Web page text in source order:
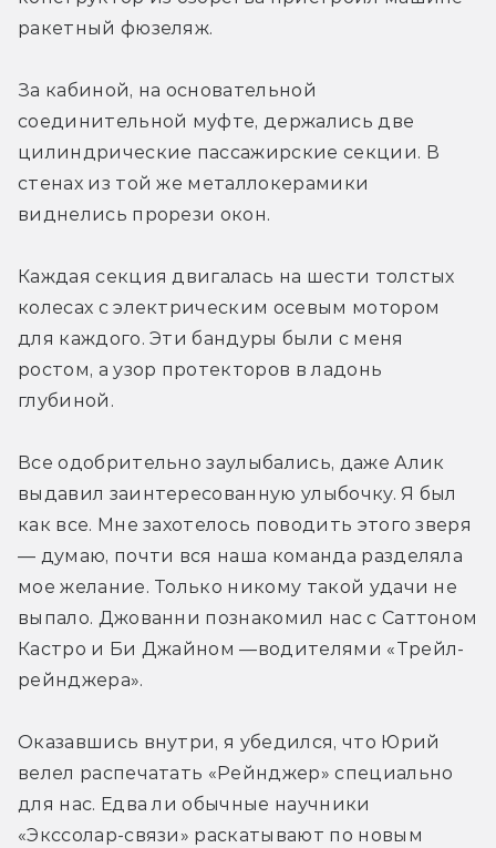
ракетный фюзеляж.
За кабиной, на основательной
соединительной муфте, держались две
цилиндрические пассажирские секции. В
стенах из той же металлокерамики
виднелись прорези окон.
Каждая секция двигалась на шести толстых
колесах с электрическим осевым мотором
для каждого. Эти бандуры были с меня
ростом, а узор протекторов в ладонь
глубиной.
Все одобрительно заулыбались, даже Алик
выдавил заинтересованную улыбочку. Я был
как все. Мне захотелось поводить этого зверя
— думаю, почти вся наша команда разделяла
мое желание. Только никому такой удачи не
выпало. Джованни познакомил нас с Саттоном
Кастро и Би Джайном —водителями «Трейл-
рейнджера».
Оказавшись внутри, я убедился, что Юрий
велел распечатать «Рейнджер» специально
для нас. Едва ли обычные научники
«Экссолар-связи» раскатывают по новым